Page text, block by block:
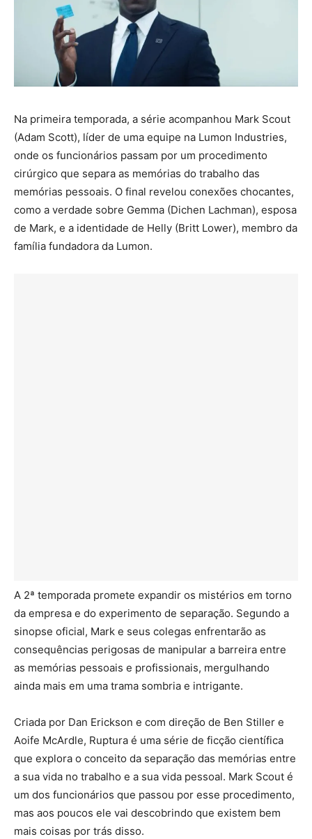
Na primeira temporada, a série acompanhou Mark Scout
(Adam Scott), líder de uma equipe na Lumon Industries,
onde os funcionários passam por um procedimento
cirúrgico que separa as memórias do trabalho das
memórias pessoais. O final revelou conexões chocantes,
como a verdade sobre Gemma (Dichen Lachman), esposa
de Mark, e a identidade de Helly (Britt Lower), membro da
família fundadora da Lumon.
A 2ª temporada promete expandir os mistérios em torno
da empresa e do experimento de separação. Segundo a
sinopse oficial, Mark e seus colegas enfrentarão as
consequências perigosas de manipular a barreira entre
as memórias pessoais e profissionais, mergulhando
ainda mais em uma trama sombria e intrigante.
Criada por Dan Erickson e com direção de Ben Stiller e
Aoife McArdle, Ruptura é uma série de ficção científica
que explora o conceito da separação das memórias entre
a sua vida no trabalho e a sua vida pessoal. Mark Scout é
um dos funcionários que passou por esse procedimento,
mas aos poucos ele vai descobrindo que existem bem
mais coisas por trás disso.